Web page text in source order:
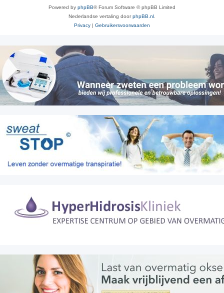
Powered by phpBB® Forum Software © phpBB Limited
Nederlandse vertaling doorphpBB.nl
Privacy | Gebruikersvoorwaarden